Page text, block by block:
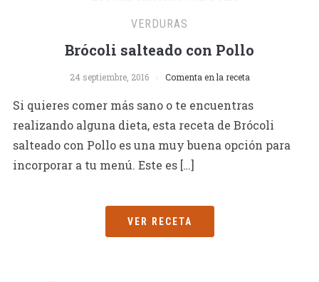
VERDURAS
Brócoli salteado con Pollo
24 septiembre, 2016 Comenta en la receta
Si quieres comer más sano o te encuentras
realizando alguna dieta, esta receta de Brócoli
salteado con Pollo es una muy buena opción para
incorporar a tu menú. Este es […]
VER RECETA